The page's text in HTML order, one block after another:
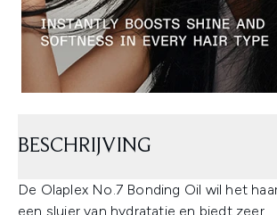
BESCHRIJVING
De Olaplex No.7 Bonding Oil wil het
een sluier van hydratatie en biedt zeer